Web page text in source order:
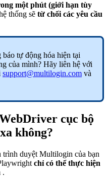
một phút (giới hạn tùy
thống sẽ từ chối các yêu cầu
tự động hóa hiện tại
của mình? Hãy liên hệ với
support@multilogin.com và
cục bộ
không?
trình duyệt Multilogin của bạn
chỉ có thể thực hiện
.